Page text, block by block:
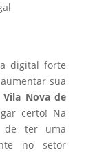
digital forte
sua
Vila Nova de
certo! Na
de ter uma
no setor